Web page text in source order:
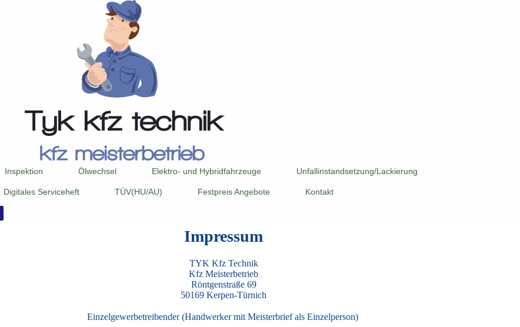
Inspektion Ölwechsel Elektro- und Hybridfahrzeuge Unfallinstandsetzung/Lackierung
Digitales Serviceheft TÜV(HU/AU) Festpreis Angebote Kontakt
Impressum
TYK Kfz Technik
Kfz Meisterbetrieb
Röntgenstraße 69
50169 Kerpen-Türnich
Einzelgewerbetreibender (Handwerker mit Meisterbrief als Einzelperson)